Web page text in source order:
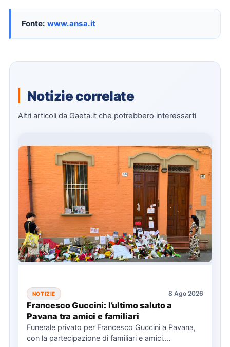
Fonte: www.ansa.it
Notizie correlate
Altri articoli da Gaeta.it che potrebbero interessarti
NOTIZIE 8 Ago 2026
Francesco Guccini: l’ultimo saluto a
Pavana tra amici e familiari
Funerale privato per Francesco Guccini a Pavana,
con la partecipazione di familiari e amici.